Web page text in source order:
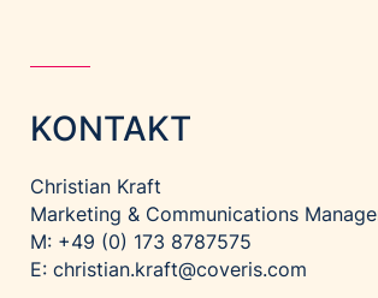
KONTAKT
Christian Kraft
Marketing & Communications
M: +49 (0) 173 8787575
E: christian.kraft@coveris.com